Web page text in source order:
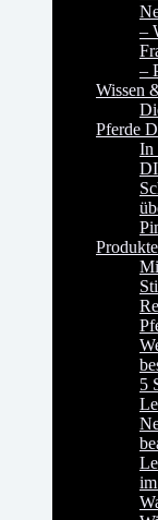
–
–
Wissen
Pferde
In
5